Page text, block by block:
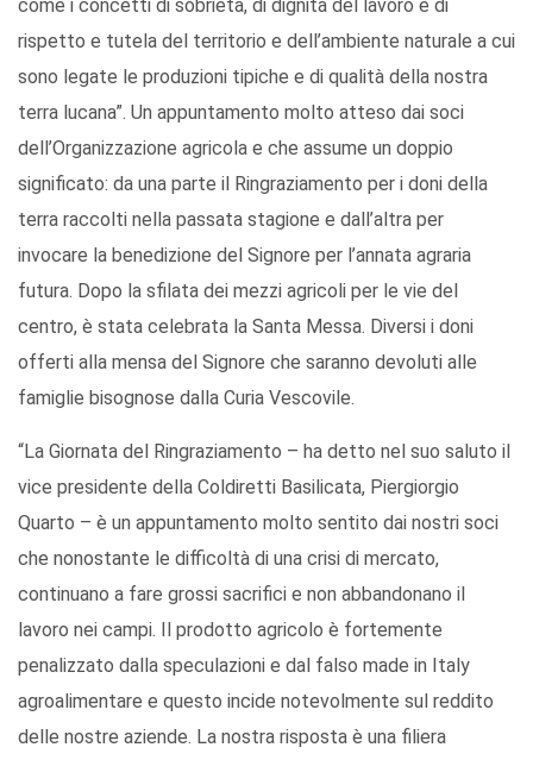
come i concetti di sobrietà, di dignità del lavoro e di
rispetto e tutela del territorio e dell’ambiente naturale a cui
sono legate le produzioni tipiche e di qualità della nostra
terra lucana”. Un appuntamento molto atteso dai soci
dell’Organizzazione agricola e che assume un doppio
significato: da una parte il Ringraziamento per i doni della
terra raccolti nella passata stagione e dall’altra per
invocare la benedizione del Signore per l’annata agraria
futura. Dopo la sfilata dei mezzi agricoli per le vie del
centro, è stata celebrata la Santa Messa. Diversi i doni
offerti alla mensa del Signore che saranno devoluti alle
famiglie bisognose dalla Curia Vescovile.
“La Giornata del Ringraziamento – ha detto nel suo saluto il
vice presidente della Coldiretti Basilicata, Piergiorgio
Quarto – è un appuntamento molto sentito dai nostri soci
che nonostante le difficoltà di una crisi di mercato,
continuano a fare grossi sacrifici e non abbandonano il
lavoro nei campi. Il prodotto agricolo è fortemente
penalizzato dalla speculazioni e dal falso made in Italy
agroalimentare e questo incide notevolmente sul reddito
delle nostre aziende. La nostra risposta è una filiera